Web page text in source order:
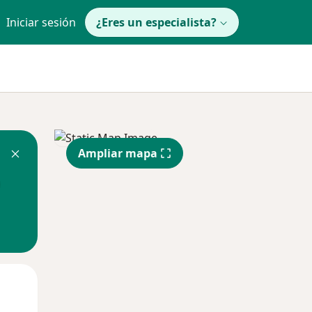
Iniciar sesión ¿Eres un especialista?
Ampliar mapa